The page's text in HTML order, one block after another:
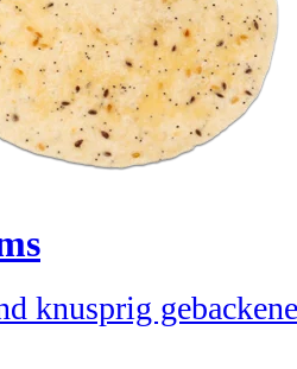
knusprig